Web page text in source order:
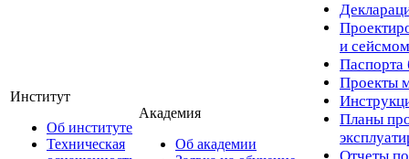
Институт
Об институте
Техническая
Академия
Об академии
и
Паспорта
Проекты
Планы